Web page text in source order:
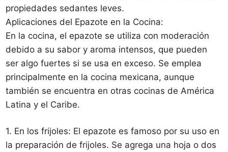
propiedades sedantes leves.
Aplicaciones del Epazote en la Cocina:
En la cocina, el epazote se utiliza con moderación
debido a su sabor y aroma intensos, que pueden
ser algo fuertes si se usa en exceso. Se emplea
principalmente en la cocina mexicana, aunque
también se encuentra en otras cocinas de América
Latina y el Caribe.
1. En los frijoles: El epazote es famoso por su uso en
la preparación de frijoles. Se agrega una hoja o dos